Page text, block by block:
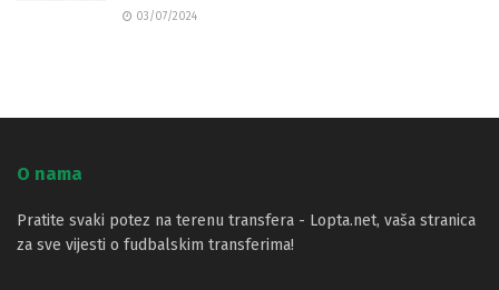
03/07/2024
O nama
Pratite svaki potez na terenu transfera - Lopta.net, vaša stranica
za sve vijesti o fudbalskim transferima!